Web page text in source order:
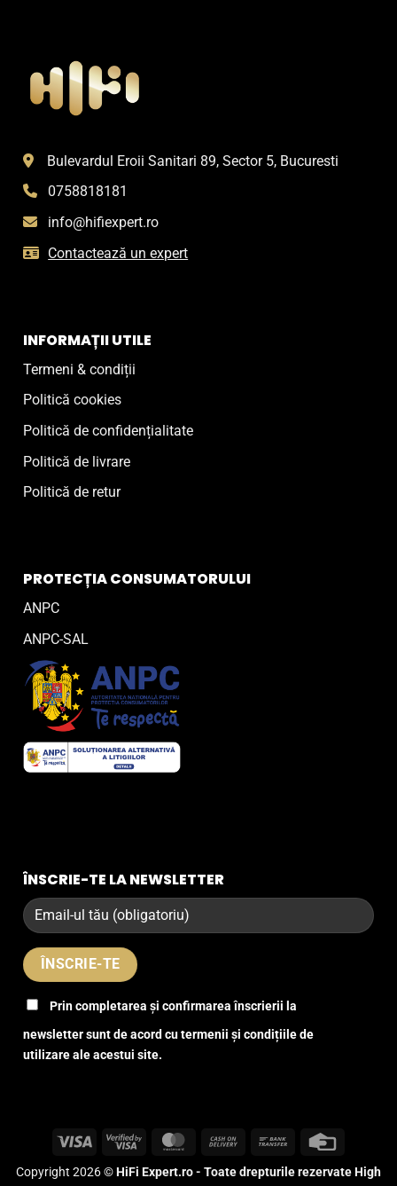
Bulevardul Eroii Sanitari 89, Sector 5, Bucuresti
0758818181
info@hifiexpert.ro
Contactează un expert
INFORMAȚII UTILE
Termeni & condiții
Politică cookies
Politică de confidențialitate
Politică de livrare
Politică de retur
PROTECȚIA CONSUMATORULUI
ANPC
ANPC-SAL
ÎNSCRIE-TE LA NEWSLETTER
Prin completarea și confirmarea înscrierii la
newsletter sunt de acord cu termenii și condițiile de
utilizare ale acestui site.
Visa
Visa
MasterCardCash
Delivery
Bank
Copyright 2026 ©HiFi Expert.ro - Toate drepturile rezervate High